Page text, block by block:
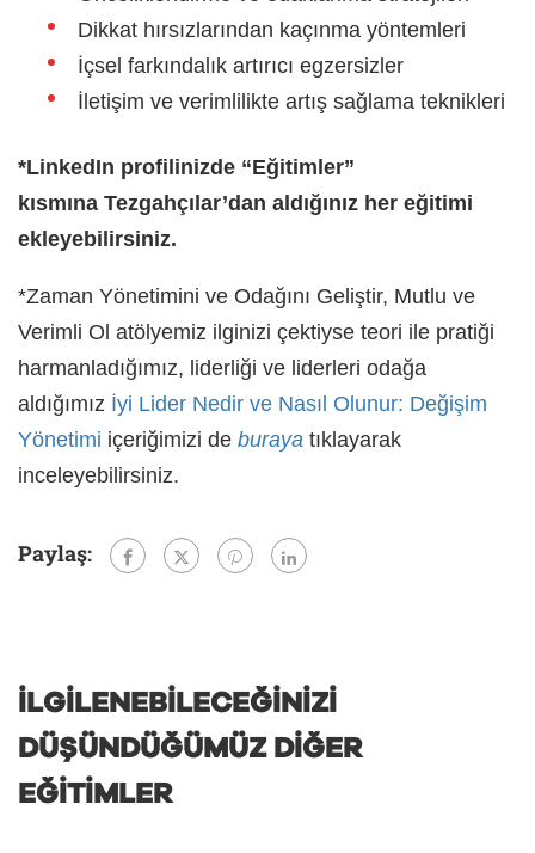
Dikkat hırsızlarından kaçınma yöntemleri
İçsel farkındalık artırıcı egzersizler
İletişim ve verimlilikte artış sağlama teknikleri
*LinkedIn profilinizde “Eğitimler”
kısmına Tezgahçılar’dan aldığınız her eğitimi
ekleyebilirsiniz.
*Zaman Yönetimini ve Odağını Geliştir, Mutlu ve
Verimli Ol atölyemiz ilginizi çektiyse teori ile pratiği
harmanladığımız, liderliği ve liderleri odağa
aldığımız İyi Lider Nedir ve Nasıl Olunur: Değişim
Yönetimi içeriğimizi de buraya tıklayarak
inceleyebilirsiniz.
Paylaş:
İLGILENEBILECEĞINIZI
DÜŞÜNDÜĞÜMÜZ DIĞER
EĞITIMLER